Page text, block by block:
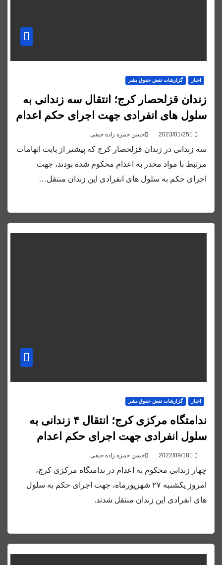
اخبار گزارشات نقض حقوق بشر
زندان قزلحصار کرج؛ انتقال سه زندانی به
سلول های انفرادی جهت اجرای حکم اعدام
حسن حمزه زاده حیقی
سه زندانی در زندان قزلحصار کرج که پیشتر از بابت اتهامات
مرتبط با مواد مخدر به اعدام محکوم شده بودند، جهت
اجرای حکم به سلول های انفرادی این زندان منتقل…
اخبار گزارشات نقض حقوق بشر
ندامتگاه مرکزی کرج؛ انتقال ۴ زندانی به
سلول انفرادی جهت اجرای حکم اعدام
حسن حمزه زاده حیقی
چهار زندانی محکوم به اعدام در ندامتگاه مرکزی کرج،
امروز یکشنبه ۲۷ شهریورماه، جهت اجرای حکم به سلول
های انفرادی این زندان منتقل شدند.